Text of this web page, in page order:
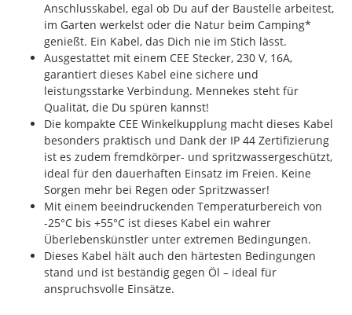
Anschlusskabel, egal ob Du auf der Baustelle arbeitest,
im Garten werkelst oder die Natur beim Camping*
genießt. Ein Kabel, das Dich nie im Stich lässt.
Ausgestattet mit einem CEE Stecker, 230 V, 16A,
garantiert dieses Kabel eine sichere und
leistungsstarke Verbindung. Mennekes steht für
Qualität, die Du spüren kannst!
Die kompakte CEE Winkelkupplung macht dieses Kabel
besonders praktisch und Dank der IP 44 Zertifizierung
ist es zudem fremdkörper- und spritzwassergeschützt,
ideal für den dauerhaften Einsatz im Freien. Keine
Sorgen mehr bei Regen oder Spritzwasser!
Mit einem beeindruckenden Temperaturbereich von
-25°C bis +55°C ist dieses Kabel ein wahrer
Überlebenskünstler unter extremen Bedingungen.
Dieses Kabel hält auch den härtesten Bedingungen
stand und ist beständig gegen Öl – ideal für
anspruchsvolle Einsätze.